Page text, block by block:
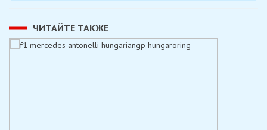
ЧИТАЙТЕ ТАКЖЕ